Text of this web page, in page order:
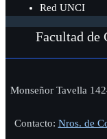
Red UNCI
Facultad de
Monseñor Tavella
Contacto: Nros. de